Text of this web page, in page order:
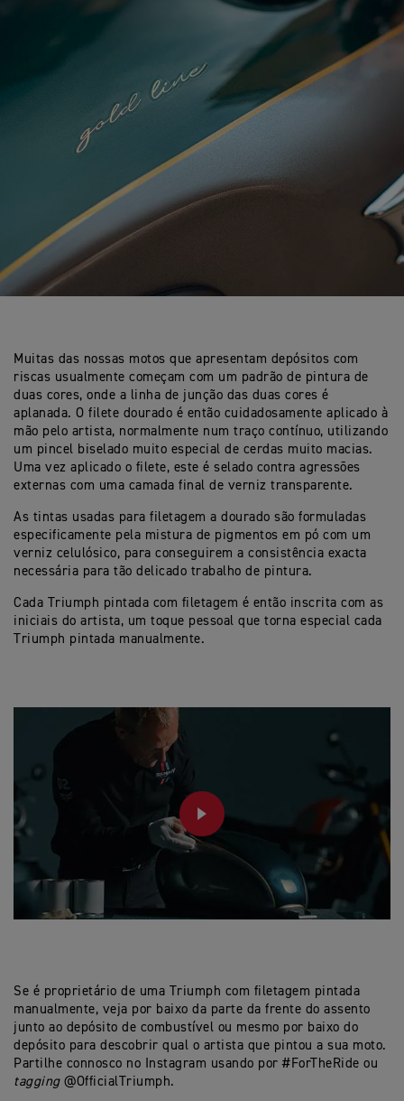
Muitas das nossas motos que apresentam depósitos com
riscas usualmente começam com um padrão de pintura de
duas cores, onde a linha de junção das duas cores é
aplanada. O filete dourado é então cuidadosamente aplicado à
mão pelo artista, normalmente num traço contínuo, utilizando
um pincel biselado muito especial de cerdas muito macias.
Uma vez aplicado o filete, este é selado contra agressões
externas com uma camada final de verniz transparente.
As tintas usadas para filetagem a dourado são formuladas
especificamente pela mistura de pigmentos em pó com um
verniz celulósico, para conseguirem a consistência exacta
necessária para tão delicado trabalho de pintura.
Cada Triumph pintada com filetagem é então inscrita com as
iniciais do artista, um toque pessoal que torna especial cada
Triumph pintada manualmente.
PLAY
Se é proprietário de uma Triumph com filetagem pintada
manualmente, veja por baixo da parte da frente do assento
junto ao depósito de combustível ou mesmo por baixo do
depósito para descobrir qual o artista que pintou a sua moto.
Partilhe connosco no Instagram usando por #ForTheRide ou
tagging@OfficialTriumph.